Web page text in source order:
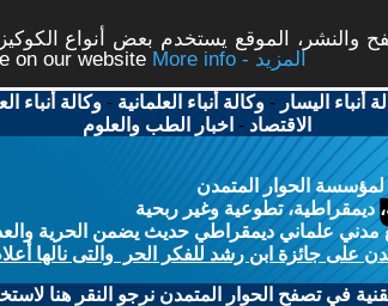
والنشر، الموقع يستخدم بعض أنواع
on our website
More info - المزيد
أنباء اليسار -وكالة أنباء العلمانية -وكالة أنباء
الاقتصاد - اخبار الطب والعلوم
لمؤسسة الحوار المتمدن
ديمقراطية، تطوعية وغير ربحية
علماني ديمقراطي حديث يضمن الحرية
على جائزة ابن رشد للفكر الحر والتى نالها
في تصفح الحوار المتمدن نرجو النقر هنا